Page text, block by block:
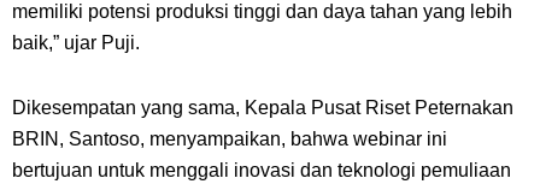
memiliki potensi produksi tinggi dan daya tahan yang lebih
baik,” ujar Puji.
Dikesempatan yang sama, Kepala Pusat Riset Peternakan
BRIN, Santoso, menyampaikan, bahwa webinar ini
bertujuan untuk menggali inovasi dan teknologi pemuliaan